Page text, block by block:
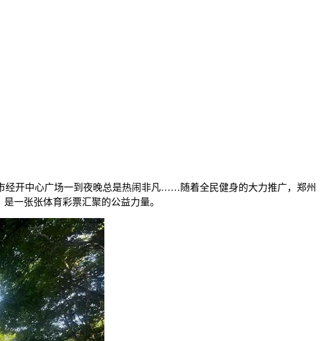
经开中心广场一到夜晚总是热闹非凡……随着全民健身的大力推广，郑州
一张张体育彩票汇聚的公益力量。